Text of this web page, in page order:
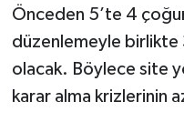
Önceden 5’te 4
düzenlemeyle birlikte
olacak. Böylece site
karar alma krizlerinin